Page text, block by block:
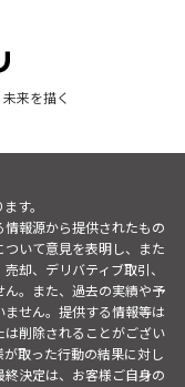
来を描く
す。
報源から提供されたもの
いて意見を表明し、また
却、デリバティブ取引、
。また、過去の実績や予
せん。提供する情報等は
削除されることがござい
取った行動の結果に対し
決定は、お客様ご自身の